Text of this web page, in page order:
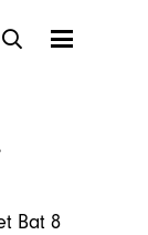
Bat 8